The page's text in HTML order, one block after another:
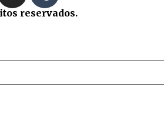
reservados.